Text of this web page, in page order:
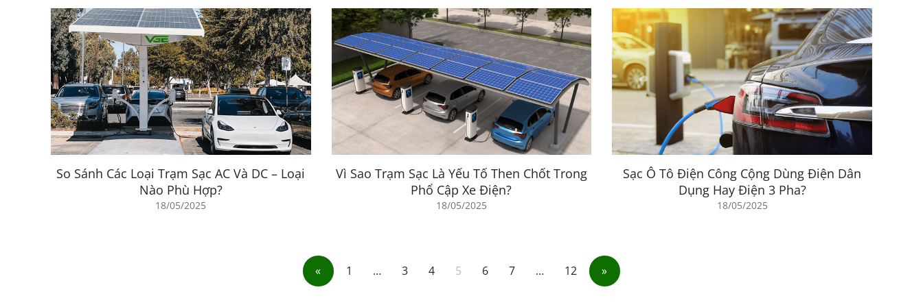
So Sánh Các Loại Trạm Sạc AC Và DC – Loại
Nào Phù Hợp?
18/05/2025
Vì Sao Trạm Sạc Là Yếu Tố Then Chốt Trong
Phổ Cập Xe Điện?
18/05/2025
Sạc Ô Tô Điện Công Cộng Dùng Điện Dân
Dụng Hay Điện 3 Pha?
18/05/2025
« 1 … 3 4 5 6 7 … 12 »